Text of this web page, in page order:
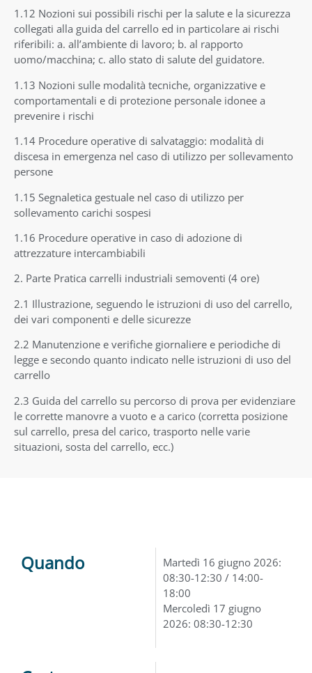
1.12 Nozioni sui possibili rischi per la salute e la sicurezza
collegati alla guida del carrello ed in particolare ai rischi
riferibili: a. all’ambiente di lavoro; b. al rapporto
uomo/macchina; c. allo stato di salute del guidatore.
1.13 Nozioni sulle modalità tecniche, organizzative e
comportamentali e di protezione personale idonee a
prevenire i rischi
1.14 Procedure operative di salvataggio: modalità di
discesa in emergenza nel caso di utilizzo per sollevamento
persone
1.15 Segnaletica gestuale nel caso di utilizzo per
sollevamento carichi sospesi
1.16 Procedure operative in caso di adozione di
attrezzature intercambiabili
2. Parte Pratica carrelli industriali semoventi (4 ore)
2.1 Illustrazione, seguendo le istruzioni di uso del carrello,
dei vari componenti e delle sicurezze
2.2 Manutenzione e verifiche giornaliere e periodiche di
legge e secondo quanto indicato nelle istruzioni di uso del
carrello
2.3 Guida del carrello su percorso di prova per evidenziare
le corrette manovre a vuoto e a carico (corretta posizione
sul carrello, presa del carico, trasporto nelle varie
situazioni, sosta del carrello, ecc.)
Quando
Martedì 16 giugno 2026:
08:30-12:30 / 14:00-
18:00
Mercoledì 17 giugno
2026: 08:30-12:30